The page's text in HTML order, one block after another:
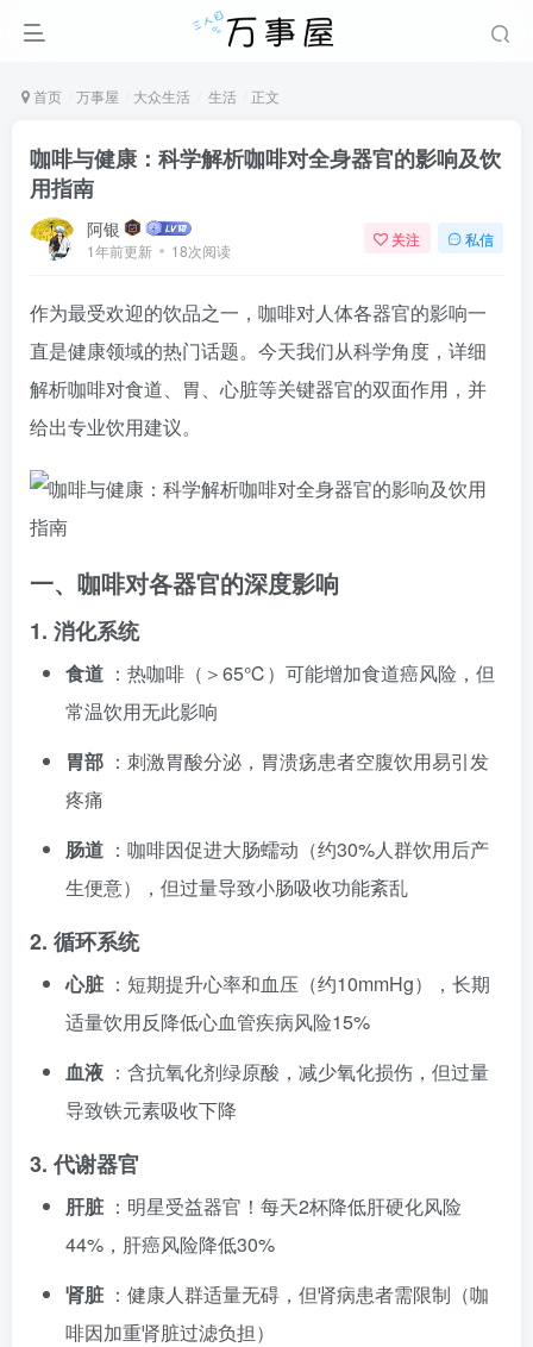
首页 万事屋 大众生活 生活 正文
咖啡与健康：科学解析咖啡对全身器官的影响及饮
用指南
阿银
1年前更新 18次阅读
关注 私信
作为最受欢迎的饮品之一，咖啡对人体各器官的影响一
直是健康领域的热门话题。今天我们从科学角度，详细
解析咖啡对食道、胃、心脏等关键器官的双面作用，并
给出专业饮用建议。
一、咖啡对各器官的深度影响
1. 消化系统
食道 ：热咖啡（＞65℃）可能增加食道癌风险，但
常温饮用无此影响
胃部 ：刺激胃酸分泌，胃溃疡患者空腹饮用易引发
疼痛
肠道 ：咖啡因促进大肠蠕动（约30%人群饮用后产
生便意），但过量导致小肠吸收功能紊乱
2. 循环系统
心脏 ：短期提升心率和血压（约10mmHg），长期
适量饮用反降低心血管疾病风险15%
血液 ：含抗氧化剂绿原酸，减少氧化损伤，但过量
导致铁元素吸收下降
3. 代谢器官
肝脏 ：明星受益器官！每天2杯降低肝硬化风险
44%，肝癌风险降低30%
肾脏 ：健康人群适量无碍，但肾病患者需限制（咖
啡因加重肾脏过滤负担）